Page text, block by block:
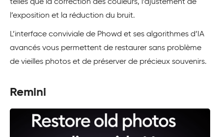
telles que la correction des couleurs, l’ajustement de
l’exposition et la réduction du bruit.
L’interface conviviale de Phowd et ses algorithmes d’IA
avancés vous permettent de restaurer sans problème
de vieilles photos et de préserver de précieux souvenirs.
Remini